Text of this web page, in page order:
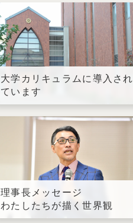
大学カリキュラムに導入され
ています
理事長メッセージ
わたしたちが描く世界観